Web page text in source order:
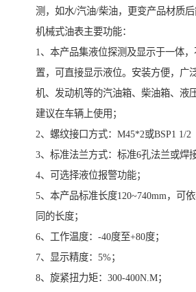
测，如水/汽油/柴油，更变产品材质后
机械式油表主要功能：
1、本产品集液位探测及显示于一体
置，可直接显示液位。安装方便，广
机、发动机等的汽油箱、柴油箱、液
建议在车辆上使用；
2、螺纹接口方式：M45*2或BSP1 1/2
3、标准法兰方式：标准6孔法兰或焊
4、可选择液位报警功能；
5、本产品标准长度120~740mm，可
同的长度；
6、工作温度：-40度至+80度；
7、显示精度：5%；
8、旋紧扭力矩：300-400N.M；